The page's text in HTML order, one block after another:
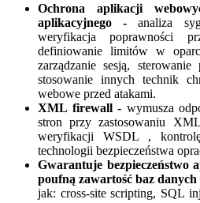
Ochrona aplikacji
aplikacyjnego -analiza
weryfikacja poprawności
definiowanie limitów w
zarządzanie sesją,
stosowanie innych technik
webowe przed atakami.
XML firewall - wymusza
stron przy zastosowaniu
weryfikacji WSDL ,
technologii bezpieczeństwa
Gwarantuje bezpieczeństwo
poufną zawartość baz danych
jak: cross-site scripting, SQL